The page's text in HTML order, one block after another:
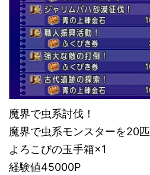
魔界で虫系討伐！
魔界で虫系モンスターを20匹
よろこびの玉手箱×1
経験値45000P